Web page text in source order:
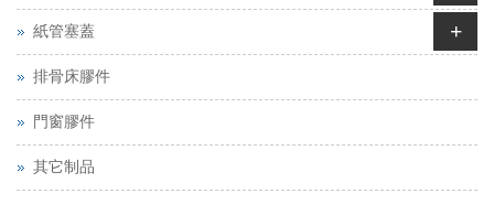
紙管塞蓋 +
排骨床膠件
門窗膠件
其它制品